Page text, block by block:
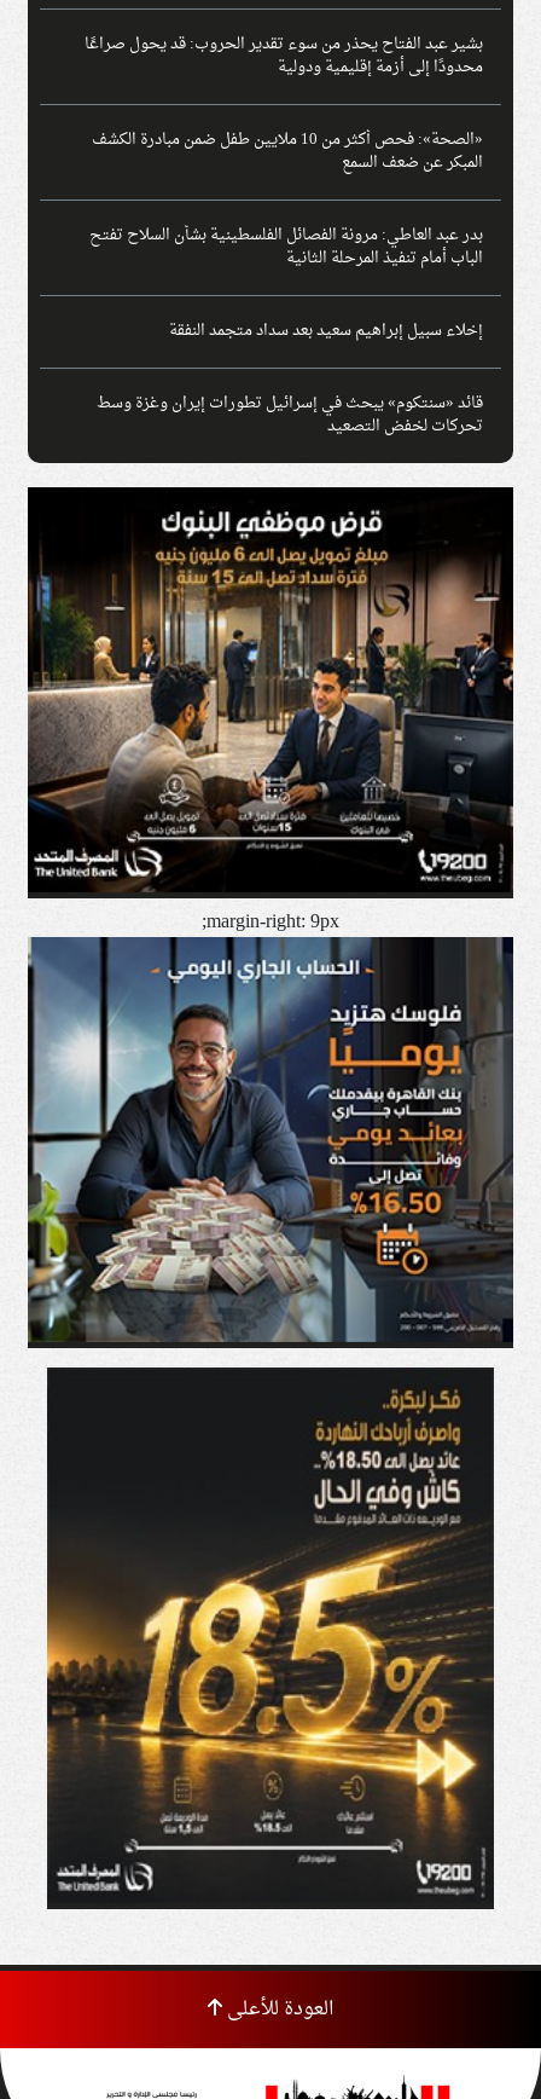
بشير عبد الفتاح يحذر من سوء تقدير الحروب: قد يحول صراعًا
محدودًا إلى أزمة إقليمية ودولية
«الصحة»: فحص أكثر من 10 ملايين طفل ضمن مبادرة الكشف
المبكر عن ضعف السمع
بدر عبد العاطي: مرونة الفصائل الفلسطينية بشأن السلاح تفتح
الباب أمام تنفيذ المرحلة الثانية
إخلاء سبيل إبراهيم سعيد بعد سداد متجمد النفقة
قائد «سنتكوم» يبحث في إسرائيل تطورات إيران وغزة وسط
تحركات لخفض التصعيد
margin-right: 9px;
العودة للأعلى